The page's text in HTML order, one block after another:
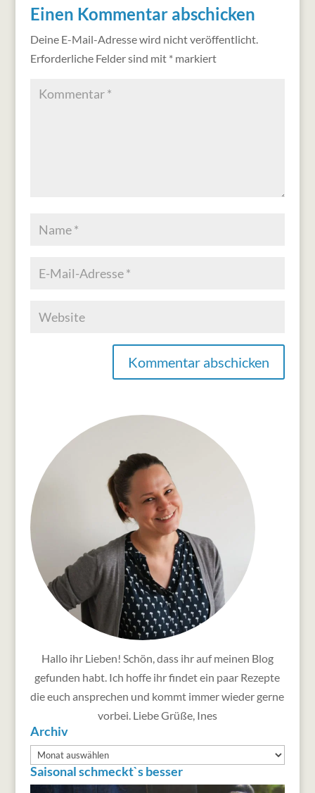
Einen Kommentar abschicken
Deine E-Mail-Adresse wird nicht veröffentlicht.
Erforderliche Felder sind mit *markiert
Kommentar abschicken
Hallo ihr Lieben! Schön, dass ihr auf meinen Blog
gefunden habt. Ich hoffe ihr findet ein paar Rezepte
die euch ansprechen und kommt immer wieder gerne
vorbei. Liebe Grüße, Ines
Archiv
Archiv
Saisonal schmeckt`s besser